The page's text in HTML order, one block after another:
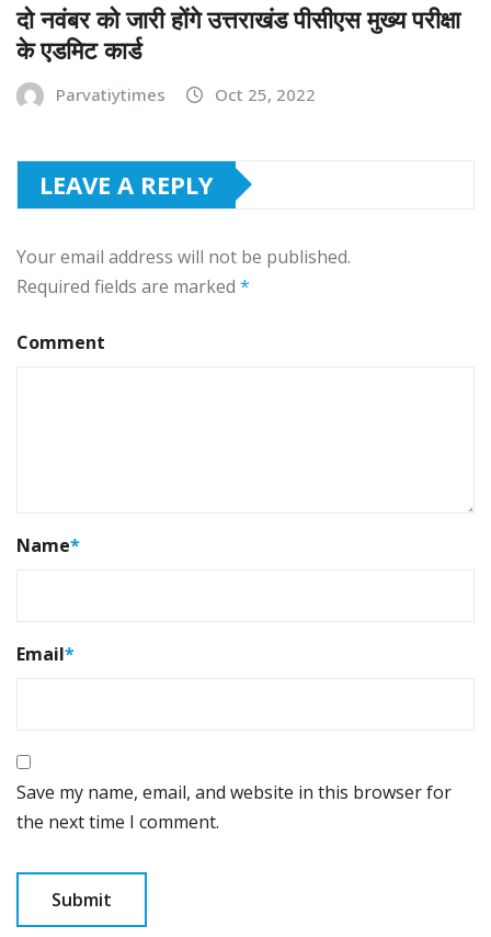
दो नवंबर को जारी होंगे उत्तराखंड पीसीएस मुख्य परीक्षा
के एडमिट कार्ड
Parvatiytimes Oct 25, 2022
LEAVE A REPLY
Your email address will not be published.
Required fields are marked *
Comment
Name*
Email*
Save my name, email, and website in this browser for
the next time I comment.